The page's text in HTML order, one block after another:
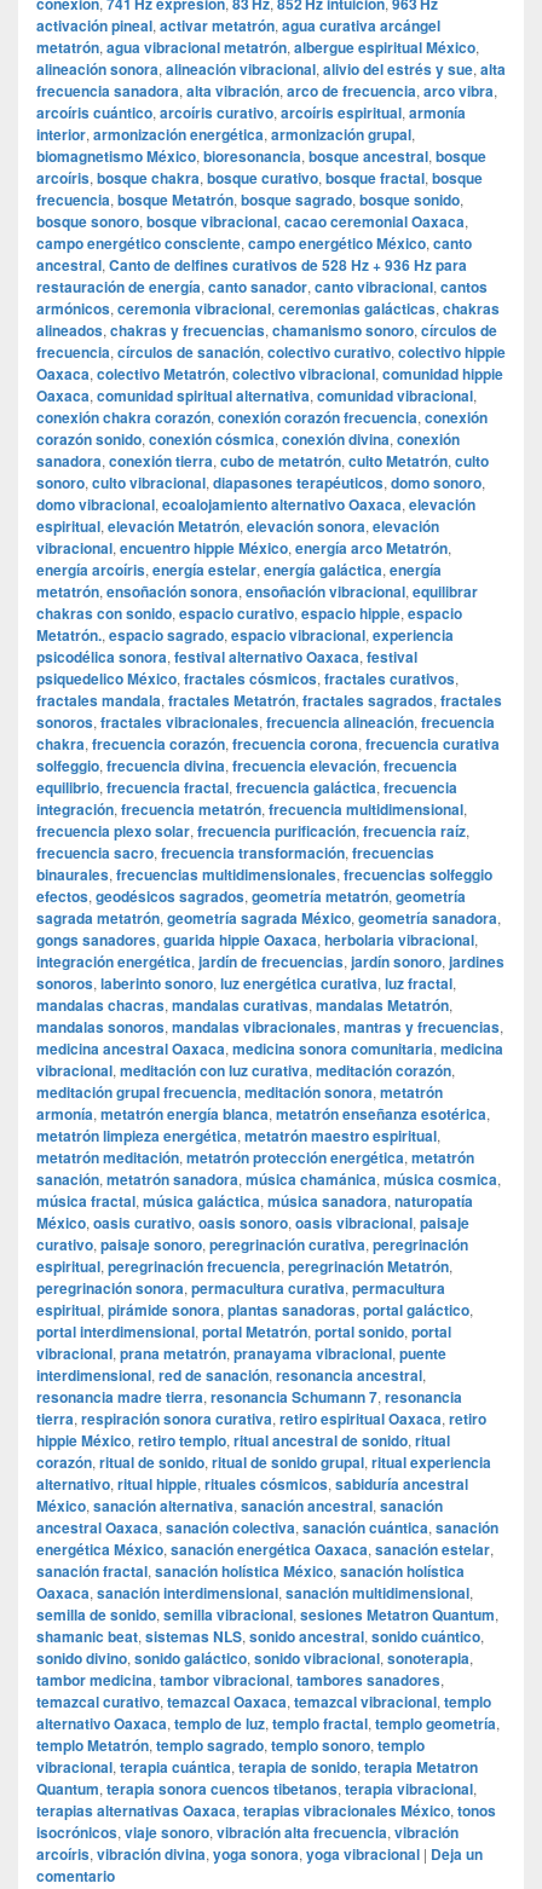
activación pineal, activar metatrón, agua curativa arcángel
metatrón, agua vibracional metatrón, albergue espiritual México,
alineación sonora, alineación vibracional, alivio del estrés y sue, alta
frecuencia sanadora, alta vibración, arco de frecuencia, arco vibra,
arcoíris cuántico, arcoíris curativo, arcoíris espiritual, armonía
interior, armonización energética, armonización grupal,
biomagnetismo México, bioresonancia, bosque ancestral, bosque
arcoíris, bosque chakra, bosque curativo, bosque fractal, bosque
frecuencia, bosque Metatrón, bosque sagrado, bosque sonido,
bosque sonoro, bosque vibracional, cacao ceremonial Oaxaca,
campo energético consciente, campo energético México, canto
ancestral, Canto de delfines curativos de 528 Hz + 936 Hz para
restauración de energía, canto sanador, canto vibracional, cantos
armónicos, ceremonia vibracional, ceremonias galácticas, chakras
alineados, chakras y frecuencias, chamanismo sonoro, círculos de
frecuencia, círculos de sanación, colectivo curativo, colectivo hippie
Oaxaca, colectivo Metatrón, colectivo vibracional, comunidad hippie
Oaxaca, comunidad spiritual alternativa, comunidad vibracional,
conexión chakra corazón, conexión corazón frecuencia, conexión
corazón sonido, conexión cósmica, conexión divina, conexión
sanadora, conexión tierra, cubo de metatrón, culto Metatrón, culto
sonoro, culto vibracional, diapasones terapéuticos, domo sonoro,
domo vibracional, ecoalojamiento alternativo Oaxaca, elevación
espiritual, elevación Metatrón, elevación sonora, elevación
vibracional, encuentro hippie México, energía arco Metatrón,
energía arcoíris, energía estelar, energía galáctica, energía
metatrón, ensoñación sonora, ensoñación vibracional, equilibrar
chakras con sonido, espacio curativo, espacio hippie, espacio
Metatrón., espacio sagrado, espacio vibracional, experiencia
psicodélica sonora, festival alternativo Oaxaca, festival
psiquedelico México, fractales cósmicos, fractales curativos,
fractales mandala, fractales Metatrón, fractales sagrados, fractales
sonoros, fractales vibracionales, frecuencia alineación, frecuencia
chakra, frecuencia corazón, frecuencia corona, frecuencia curativa
solfeggio, frecuencia divina, frecuencia elevación, frecuencia
equilibrio, frecuencia fractal, frecuencia galáctica, frecuencia
integración, frecuencia metatrón, frecuencia multidimensional,
frecuencia plexo solar, frecuencia purificación, frecuencia raíz,
frecuencia sacro, frecuencia transformación, frecuencias
binaurales, frecuencias multidimensionales, frecuencias solfeggio
efectos, geodésicos sagrados, geometría metatrón, geometría
sagrada metatrón, geometría sagrada México, geometría sanadora,
gongs sanadores, guarida hippie Oaxaca, herbolaria vibracional,
integración energética, jardín de frecuencias, jardín sonoro, jardines
sonoros, laberinto sonoro, luz energética curativa, luz fractal,
mandalas chacras, mandalas curativas, mandalas Metatrón,
mandalas sonoros, mandalas vibracionales, mantras y frecuencias,
medicina ancestral Oaxaca, medicina sonora comunitaria, medicina
vibracional, meditación con luz curativa, meditación corazón,
meditación grupal frecuencia, meditación sonora, metatrón
armonía, metatrón energía blanca, metatrón enseñanza esotérica,
metatrón limpieza energética, metatrón maestro espiritual,
metatrón meditación, metatrón protección energética, metatrón
sanación, metatrón sanadora, música chamánica, música cosmica,
música fractal, música galáctica, música sanadora, naturopatía
México, oasis curativo, oasis sonoro, oasis vibracional, paisaje
curativo, paisaje sonoro, peregrinación curativa, peregrinación
espiritual, peregrinación frecuencia, peregrinación Metatrón,
peregrinación sonora, permacultura curativa, permacultura
espiritual, pirámide sonora, plantas sanadoras, portal galáctico,
portal interdimensional, portal Metatrón, portal sonido, portal
vibracional, prana metatrón, pranayama vibracional, puente
interdimensional, red de sanación, resonancia ancestral,
resonancia madre tierra, resonancia Schumann 7, resonancia
tierra, respiración sonora curativa, retiro espiritual Oaxaca, retiro
hippie México, retiro templo, ritual ancestral de sonido, ritual
corazón, ritual de sonido, ritual de sonido grupal, ritual experiencia
alternativo, ritual hippie, rituales cósmicos, sabiduría ancestral
México, sanación alternativa, sanación ancestral, sanación
ancestral Oaxaca, sanación colectiva, sanación cuántica, sanación
energética México, sanación energética Oaxaca, sanación estelar,
sanación fractal, sanación holística México, sanación holística
Oaxaca, sanación interdimensional, sanación multidimensional,
semilla de sonido, semilla vibracional, sesiones Metatron Quantum,
shamanic beat, sistemas NLS, sonido ancestral, sonido cuántico,
sonido divino, sonido galáctico, sonido vibracional, sonoterapia,
tambor medicina, tambor vibracional, tambores sanadores,
temazcal curativo, temazcal Oaxaca, temazcal vibracional, templo
alternativo Oaxaca, templo de luz, templo fractal, templo geometría,
templo Metatrón, templo sagrado, templo sonoro, templo
vibracional, terapia cuántica, terapia de sonido, terapia Metatron
Quantum, terapia sonora cuencos tibetanos, terapia vibracional,
terapias alternativas Oaxaca, terapias vibracionales México, tonos
isocrónicos, viaje sonoro, vibración alta frecuencia, vibración
arcoíris, vibración divina, yoga sonora, yoga vibracional | Deja un
comentario